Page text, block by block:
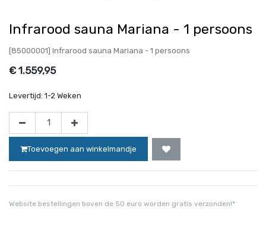
Infrarood sauna Mariana - 1 persoons
[85000001] Infrarood sauna Mariana - 1 persoons
€ 1.559,95
Levertijd: 1-2 Weken
Toevoegen aan winkelmandje
Website bestellingen boven de 50 euro worden gratis verzonden!*